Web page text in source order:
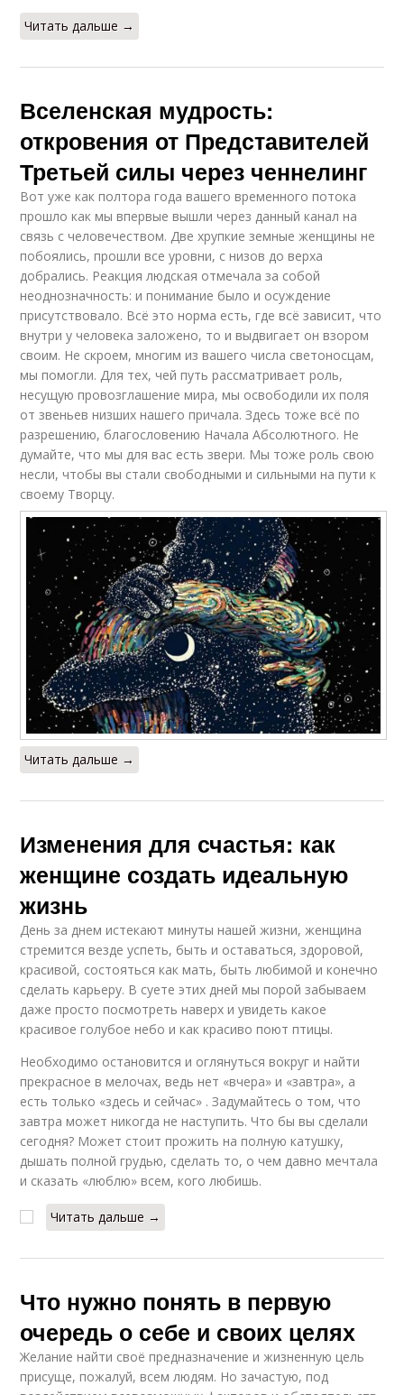
Читать дальше →
Вселенская мудрость:
откровения от Представителей
Третьей силы через ченнелинг
Вот уже как полтора года вашего временного потока
прошло как мы впервые вышли через данный канал на
связь с человечеством. Две хрупкие земные женщины не
побоялись, прошли все уровни, с низов до верха
добрались. Реакция людская отмечала за собой
неоднозначность: и понимание было и осуждение
присутствовало. Всё это норма есть, где всё зависит, что
внутри у человека заложено, то и выдвигает он взором
своим. Не скроем, многим из вашего числа светоносцам,
мы помогли. Для тех, чей путь рассматривает роль,
несущую провозглашение мира, мы освободили их поля
от звеньев низших нашего причала. Здесь тоже всё по
разрешению, благословению Начала Абсолютного. Не
думайте, что мы для вас есть звери. Мы тоже роль свою
несли, чтобы вы стали свободными и сильными на пути к
своему Творцу.
Читать дальше →
Изменения для счастья: как
женщине создать идеальную
жизнь
День за днем истекают минуты нашей жизни, женщина
стремится везде успеть, быть и оставаться, здоровой,
красивой, состояться как мать, быть любимой и конечно
сделать карьеру. В суете этих дней мы порой забываем
даже просто посмотреть наверх и увидеть какое
красивое голубое небо и как красиво поют птицы.
Необходимо остановится и оглянуться вокруг и найти
прекрасное в мелочах, ведь нет «вчера» и «завтра», а
есть только «здесь и сейчас» . Задумайтесь о том, что
завтра может никогда не наступить. Что бы вы сделали
сегодня? Может стоит прожить на полную катушку,
дышать полной грудью, сделать то, о чем давно мечтала
и сказать «люблю» всем, кого любишь.
Читать дальше →
Что нужно понять в первую
очередь о себе и своих целях
Желание найти своё предназначение и жизненную цель
присуще, пожалуй, всем людям. Но зачастую, под